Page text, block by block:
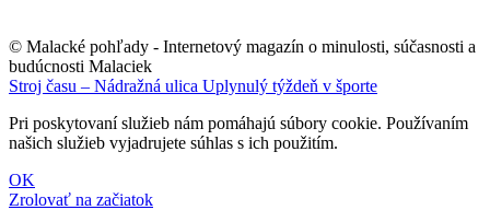
© Malacké pohľady - Internetový magazín o minulosti, súčasnosti a
budúcnosti Malaciek
Stroj času – Nádražná ulica Uplynulý týždeň v športe
Pri poskytovaní služieb nám pomáhajú súbory cookie. Používaním
našich služieb vyjadrujete súhlas s ich použitím.
OK
Zrolovať na začiatok